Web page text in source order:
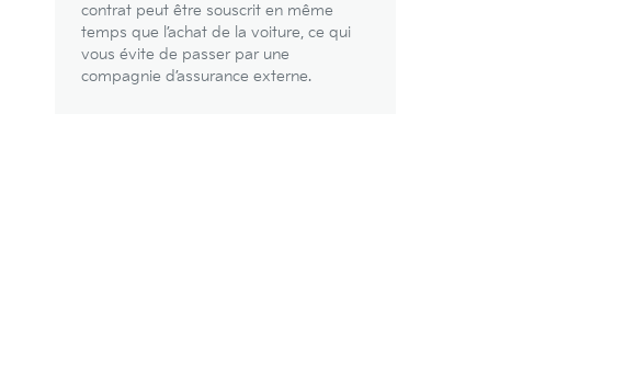
contrat peut être souscrit en même
temps que l’achat de la voiture, ce qui
vous évite de passer par une
compagnie d’assurance externe.